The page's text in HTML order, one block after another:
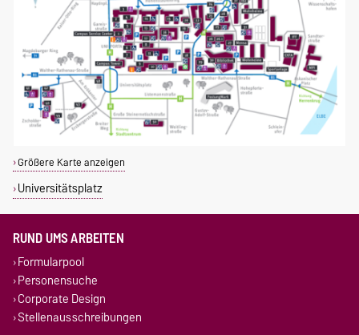
Größere Karte anzeigen
Universitätsplatz
RUND UMS ARBEITEN
Formularpool
Personensuche
Corporate Design
Stellenausschreibungen